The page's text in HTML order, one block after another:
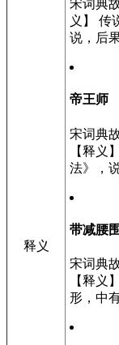
释义
宋词典
义】 传
说，后
帝王师
宋词典
【释义
法》，
带减腰围
宋词典
【释义
形，中